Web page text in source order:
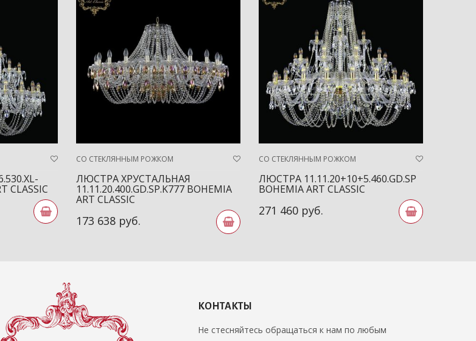
CLASSIC
СО СТЕКЛЯННЫМ РОЖКОМ
ЛЮСТРА ХРУСТАЛЬНАЯ
11.11.20.400.GD.SP.K777 BOHEMIA
ART CLASSIC
173 638 руб.
СО СТЕКЛЯННЫМ РОЖКОМ
ЛЮСТРА 11.11.20+10+5.460.GD.SP
BOHEMIA ART CLASSIC
271 460 руб.
КОНТАКТЫ
Не стесняйтесь обращаться к нам по любым